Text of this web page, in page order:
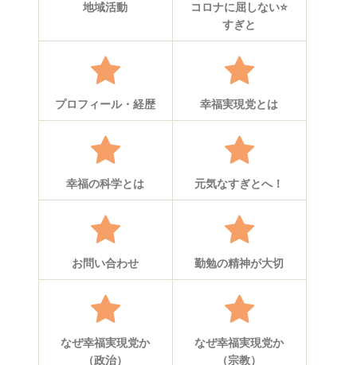
地域活動
コロナに屈しない⭐
すぎと
プロフィール・経歴 幸福実現党とは
幸福の科学とは 元気なすぎとへ！
お問い合わせ 勤勉の精神が大切
なぜ幸福実現党か
（政治）
なぜ幸福実現党か
（宗教）